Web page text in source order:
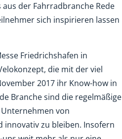
der Fahrradbranche Rede
sich inspirieren lassen
Friedrichshafen in
die mit der viel
2017 ihr Know-how in
Branche sind die regelmäßige
von
innovativ zu bleiben. Insofern